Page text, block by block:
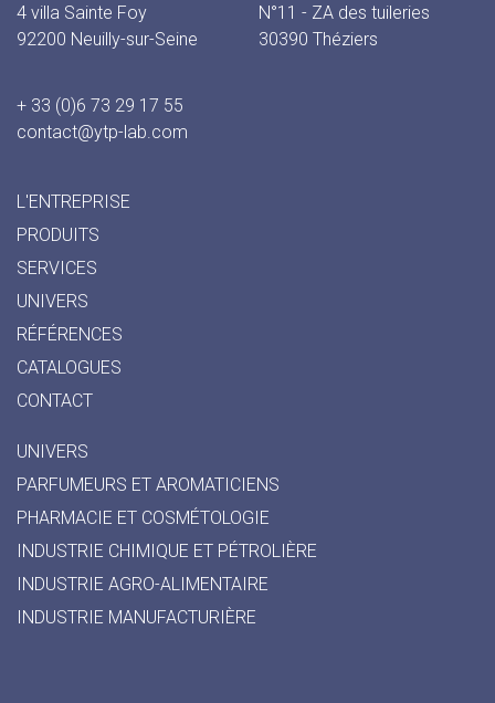
4 villa Sainte Foy
92200 Neuilly-sur-Seine
N°11 - ZA des tuileries
30390 Théziers
+ 33 (0)6 73 29 17 55
contact@ytp-lab.com
L'ENTREPRISE
PRODUITS
SERVICES
UNIVERS
RÉFÉRENCES
CATALOGUES
CONTACT
UNIVERS
PARFUMEURS ET AROMATICIENS
PHARMACIE ET COSMÉTOLOGIE
INDUSTRIE CHIMIQUE ET PÉTROLIÈRE
INDUSTRIE AGRO-ALIMENTAIRE
INDUSTRIE MANUFACTURIÈRE